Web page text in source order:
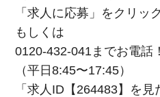
「求⼈に応募」をクリッ
もしくは
0120-432-041までお電話！
（平⽇8:45〜17:45）
「求⼈ID【264483】を⾒